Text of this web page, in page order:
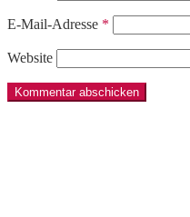
E-Mail-Adresse *
Website